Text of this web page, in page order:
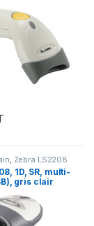
Zebra LS2208
1D, SR, multi-
gris clair